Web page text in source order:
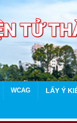
WCAG LẤY Ý